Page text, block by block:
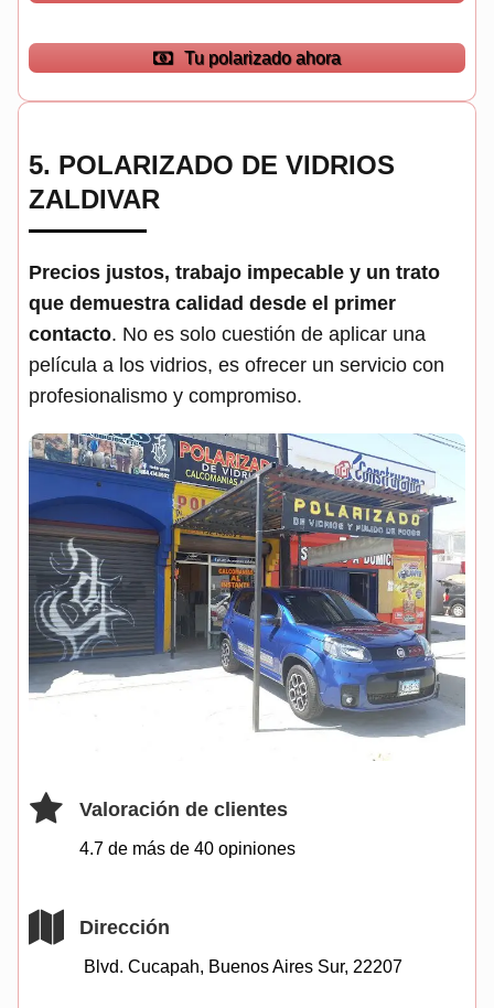
Tu polarizado ahora
5. POLARIZADO DE VIDRIOS
ZALDIVAR
Precios justos, trabajo impecable y un trato
que demuestra calidad desde el primer
contacto. No es solo cuestión de aplicar una
película a los vidrios, es ofrecer un servicio con
profesionalismo y compromiso.
Valoración de clientes
4.7 de más de 40 opiniones
Dirección
Blvd. Cucapah, Buenos Aires Sur, 22207